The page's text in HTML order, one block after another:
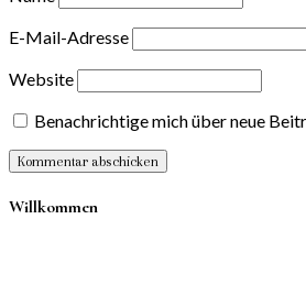
E-Mail-Adresse
Website
Benachrichtige mich über neue
Willkommen